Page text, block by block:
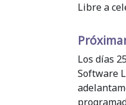
Libre a
Los días
Software